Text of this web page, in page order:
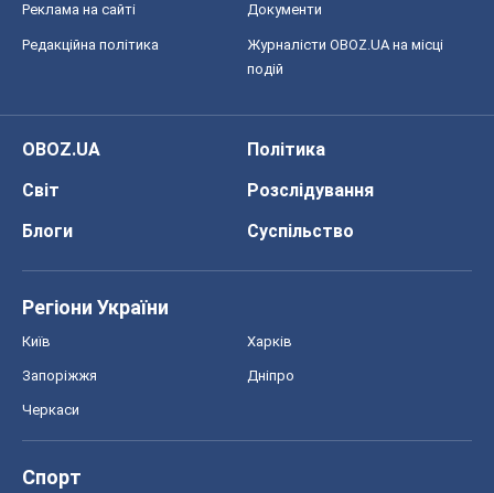
Реклама на сайті Документи
Редакційна політика
Журналісти OBOZ.UA на місці
подій
OBOZ.UA
Політика
Світ
Розслідування
Блоги
Суспільство
Регіони України
Київ Харків
Запоріжжя Дніпро
Черкаси
Спорт